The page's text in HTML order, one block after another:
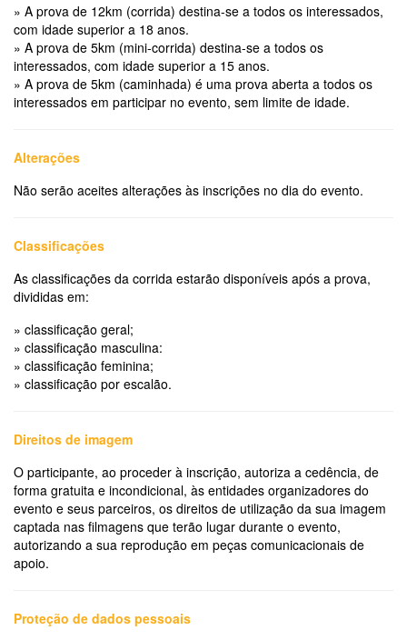
» A prova de 12km (corrida) destina-se a todos os interessados,
com idade superior a 18 anos.
» A prova de 5km (mini-corrida) destina-se a todos os
interessados, com idade superior a 15 anos.
» A prova de 5km (caminhada) é uma prova aberta a todos os
interessados em participar no evento, sem limite de idade.
Alterações
Não serão aceites alterações às inscrições no dia do evento.
Classificações
As classificações da corrida estarão disponíveis após a prova,
divididas em:
» classificação geral;
» classificação masculina:
» classificação feminina;
» classificação por escalão.
Direitos de imagem
O participante, ao proceder à inscrição, autoriza a cedência, de
forma gratuita e incondicional, às entidades organizadores do
evento e seus parceiros, os direitos de utilização da sua imagem
captada nas filmagens que terão lugar durante o evento,
autorizando a sua reprodução em peças comunicacionais de
apoio.
Proteção de dados pessoais